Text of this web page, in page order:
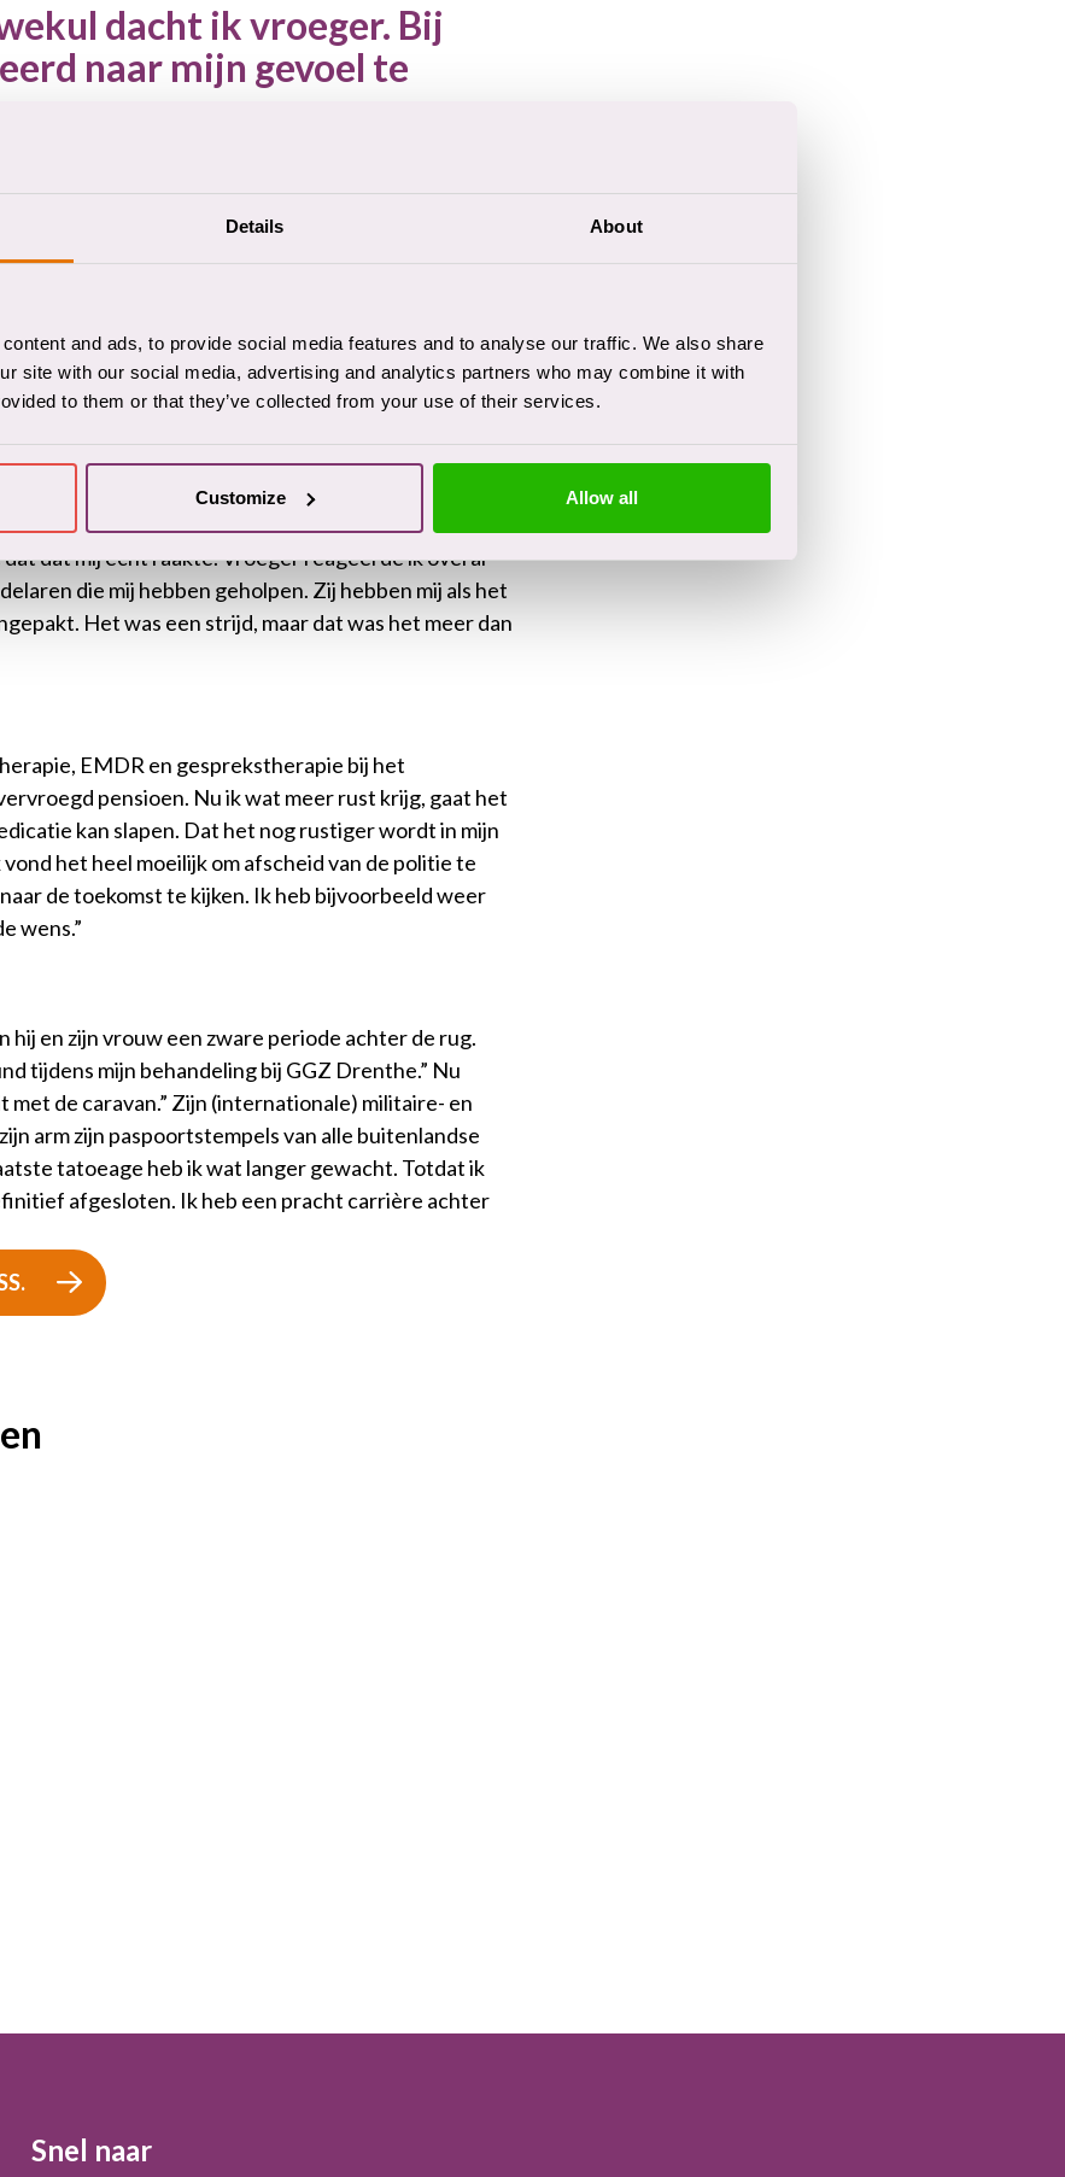
Details About
and ads, to provide social media features and to analyse our traffic. We also share
site with our social media, advertising and analytics partners who may combine it with
to them or that they’ve collected from your use of their services.
Customize Allow all
dacht ik vroeger. Bij
naar mijn gevoel te
van GGZ Drenthe. “Daar heb ik vooral geleerd naar
soort harnas dat je beschermt tegen alle nare
het voor het eerst sinds jaren niet over de
want ik was nooit bezig met gevoelens.
helemaal anders. Mijn kleinzoon was laatst gevallen
dat mij echt raakte. Vroeger reageerde ik overal
die mij hebben geholpen. Zij hebben mij als het
Het was een strijd, maar dat was het meer dan
EMDR en gesprekstherapie bij het
pensioen. Nu ik wat meer rust krijg, gaat het
kan slapen. Dat het nog rustiger wordt in mijn
het heel moeilijk om afscheid van de politie te
de toekomst te kijken. Ik heb bijvoorbeeld weer
wens.”
en zijn vrouw een zware periode achter de rug.
tijdens mijn behandeling bij GGZ Drenthe.” Nu
de caravan.” Zijn (internationale) militaire- en
arm zijn paspoortstempels van alle buitenlandse
tatoeage heb ik wat langer gewacht. Totdat ik
afgesloten. Ik heb een pracht carrière achter
Snel naar